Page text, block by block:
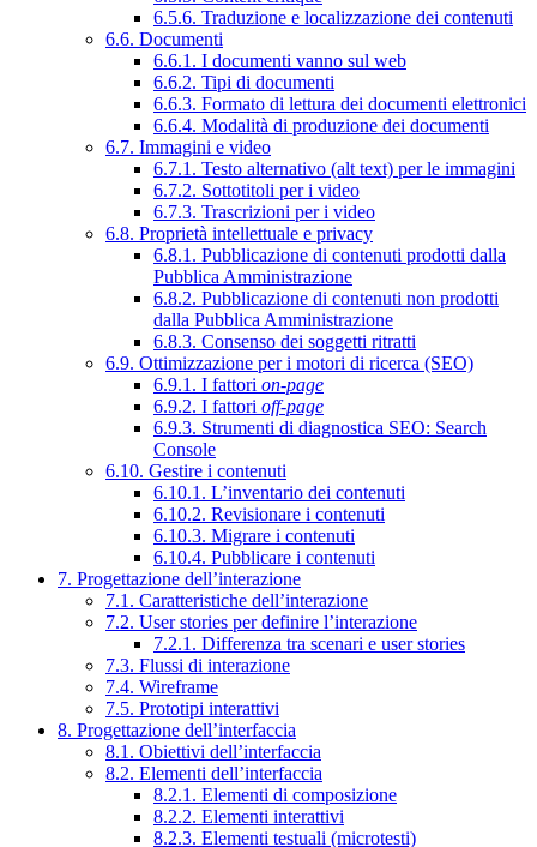
6.5.6. Traduzione e localizzazione dei contenuti
6.6. Documenti
6.6.1. I documenti vanno sul web
6.6.2. Tipi di documenti
6.6.3. Formato di lettura dei documenti elettronici
6.6.4. Modalità di produzione dei documenti
6.7. Immagini e video
6.7.1. Testo alternativo (alt text) per le immagini
6.7.2. Sottotitoli per i video
6.7.3. Trascrizioni per i video
6.8. Proprietà intellettuale e privacy
6.8.1. Pubblicazione di contenuti prodotti dalla
Pubblica Amministrazione
6.8.2. Pubblicazione di contenuti non prodotti
dalla Pubblica Amministrazione
6.8.3. Consenso dei soggetti ritratti
6.9. Ottimizzazione per i motori di ricerca (SEO)
6.9.1. I fattori on-page
6.9.2. I fattori off-page
6.9.3. Strumenti di diagnostica SEO: Search
Console
6.10. Gestire i contenuti
6.10.1. L’inventario dei contenuti
6.10.2. Revisionare i contenuti
6.10.3. Migrare i contenuti
6.10.4. Pubblicare i contenuti
7. Progettazione dell’interazione
7.1. Caratteristiche dell’interazione
7.2. User stories per definire l’interazione
7.2.1. Differenza tra scenari e user stories
7.3. Flussi di interazione
7.4. Wireframe
7.5. Prototipi interattivi
8. Progettazione dell’interfaccia
8.1. Obiettivi dell’interfaccia
8.2. Elementi dell’interfaccia
8.2.1. Elementi di composizione
8.2.2. Elementi interattivi
8.2.3. Elementi testuali (microtesti)